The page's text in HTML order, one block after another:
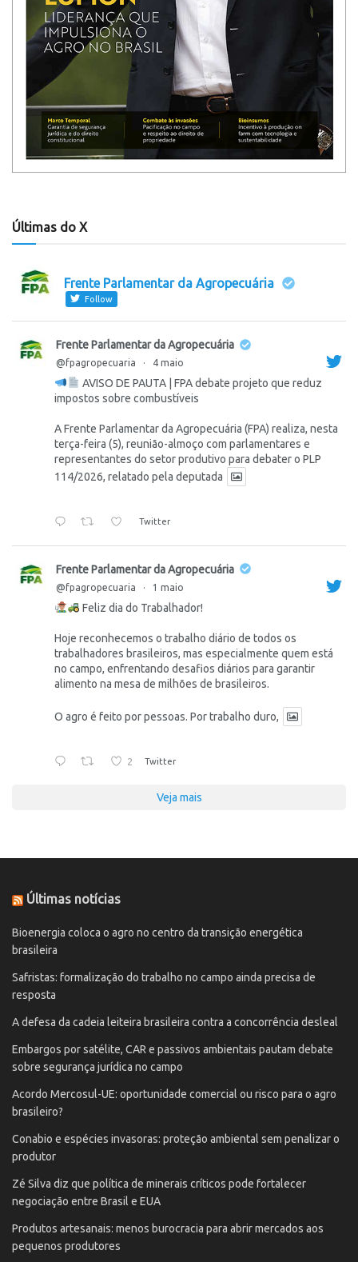
Últimas do X
Frente Parlamentar da Agropecuária
Follow
Frente Parlamentar da Agropecuária
@fpagropecuaria · 4 maio
AVISO DE PAUTA | FPA debate projeto que reduz
impostos sobre combustíveis
A Frente Parlamentar da Agropecuária (FPA) realiza, nesta
terça-feira (5), reunião-almoço com parlamentares e
representantes do setor produtivo para debater o PLP
114/2026, relatado pela deputada
Twitter
Frente Parlamentar da Agropecuária
@fpagropecuaria · 1 maio
Feliz dia do Trabalhador!
Hoje reconhecemos o trabalho diário de todos os
trabalhadores brasileiros, mas especialmente quem está
no campo, enfrentando desafios diários para garantir
alimento na mesa de milhões de brasileiros.
O agro é feito por pessoas. Por trabalho duro,
2 Twitter
Veja mais
Últimas notícias
Bioenergia coloca o agro no centro da transição energética
brasileira
Safristas: formalização do trabalho no campo ainda precisa de
resposta
A defesa da cadeia leiteira brasileira contra a concorrência desleal
Embargos por satélite, CAR e passivos ambientais pautam debate
sobre segurança jurídica no campo
Acordo Mercosul-UE: oportunidade comercial ou risco para o agro
brasileiro?
Conabio e espécies invasoras: proteção ambiental sem penalizar o
produtor
Zé Silva diz que política de minerais críticos pode fortalecer
negociação entre Brasil e EUA
Produtos artesanais: menos burocracia para abrir mercados aos
pequenos produtores